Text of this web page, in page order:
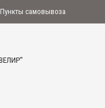
Пункты самовывоза